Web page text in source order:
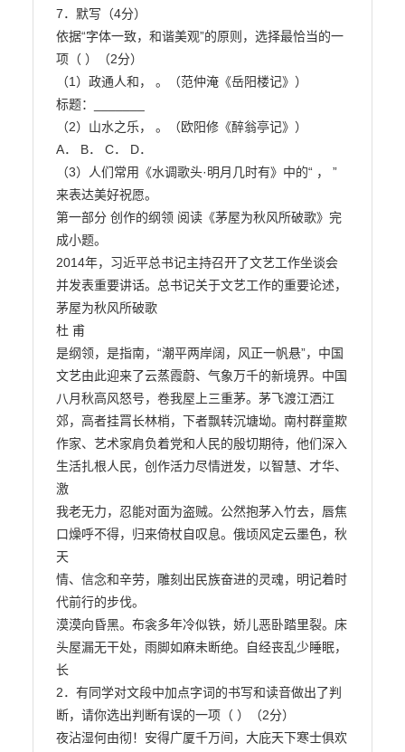
7．默写（4分）
依据“字体一致，和谐美观”的原则，选择最恰当的一
项（ ）（2分）
（1）政通人和， 。（范仲淹《岳阳楼记》）
标题：_______
（2）山水之乐， 。（欧阳修《醉翁亭记》）
A． B． C． D．
（3）人们常用《水调歌头·明月几时有》中的“ ， ”
来表达美好祝愿。
第一部分 创作的纲领 阅读《茅屋为秋风所破歌》完
成小题。
2014年，习近平总书记主持召开了文艺工作坐谈会
并发表重要讲话。总书记关于文艺工作的重要论述，
茅屋为秋风所破歌
杜 甫
是纲领，是指南，“潮平两岸阔，风正一帆悬”，中国
文艺由此迎来了云蒸霞蔚、气象万千的新境界。中国
八月秋高风怒号，卷我屋上三重茅。茅飞渡江洒江
郊，高者挂罥长林梢，下者飘转沉塘坳。南村群童欺
作家、艺术家肩负着党和人民的殷切期待，他们深入
生活扎根人民，创作活力尽情迸发，以智慧、才华、
激
我老无力，忍能对面为盗贼。公然抱茅入竹去，唇焦
口燥呼不得，归来倚杖自叹息。俄顷风定云墨色，秋
天
情、信念和辛劳，雕刻出民族奋进的灵魂，明记着时
代前行的步伐。
漠漠向昏黑。布衾多年冷似铁，娇儿恶卧踏里裂。床
头屋漏无干处，雨脚如麻未断绝。自经丧乱少睡眠，
长
2．有同学对文段中加点字词的书写和读音做出了判
断，请你选出判断有误的一项（ ）（2分）
夜沾湿何由彻！安得广厦千万间，大庇天下寒士俱欢